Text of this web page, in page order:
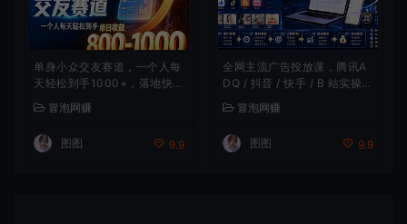
单身小众交友赛道，一个人每
天轻松到手1000+，落地快、
冒泡网赚
图图 9.9
全网主流广告投放课，腾讯A
DQ / 抖音 / 快手 / B 站实操教
全套变现拆解稳定出单
冒泡网赚
图图 9.9